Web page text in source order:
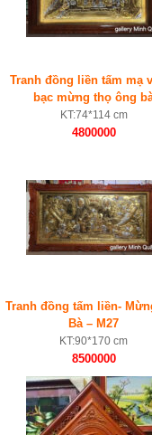
Tranh đồng liền tấm mạ
bạc mừng thọ ông
KT:74*114 cm
4800000
Tranh đồng tấm liền-
Bà – M27
KT:90*170 cm
8500000